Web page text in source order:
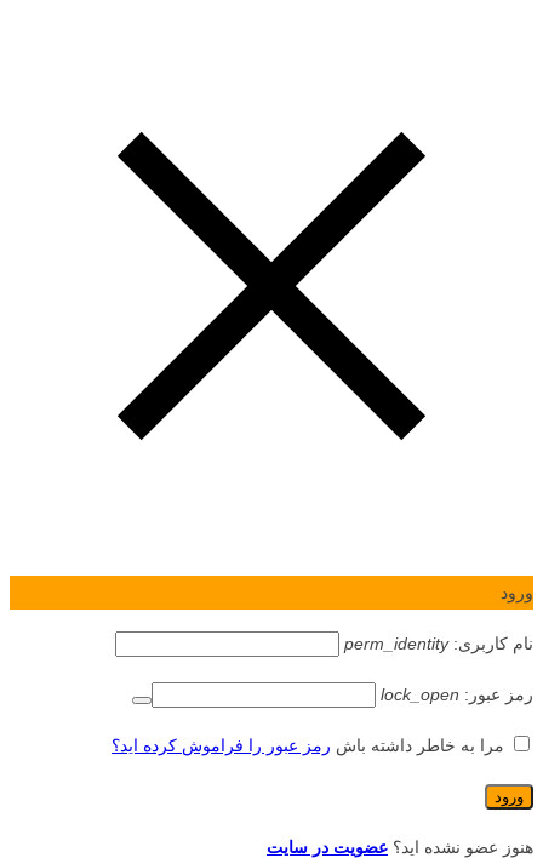
ورود
نام کاربری:perm_identity
رمز عبور: lock_open
مرا به خاطر داشته باش رمز عبور را فراموش کرده اید؟
هنوز عضو نشده اید؟ عضویت در سایت